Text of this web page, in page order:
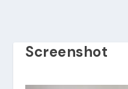
Screenshot